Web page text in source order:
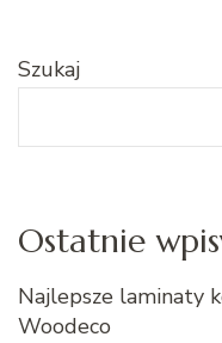
Szukaj
Ostatnie
Najlepsze laminaty
Woodeco